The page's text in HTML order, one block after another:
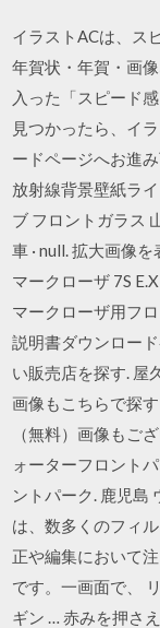
イラストACは、ス
年賀状・年賀・画
入った「スピード
見つかったら、イ
ードページへお進
放射線背景壁紙ラ
ブ フロントガラス
車 · null. 拡大画像
マークローザ 7S
マークローザ用フ
説明書ダウンロー
い販売店を探す. 屋
画像もこちらで探
（無料）画像もご
ォーターフロント
ントパーク. 鹿児
は、数多くのフィ
正や編集において
です。一画面で、
ギン … 赤みを押さ